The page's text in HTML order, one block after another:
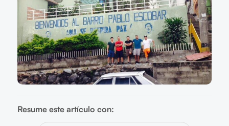
Resume este artículo con: